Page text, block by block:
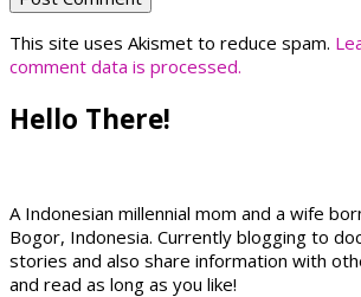
This site uses Akismet to reduce spam.
comment data is processed.
Hello There!
A Indonesian millennial mom and a wife
Bogor, Indonesia. Currently blogging to
stories and also share information with
and read as long as you like!